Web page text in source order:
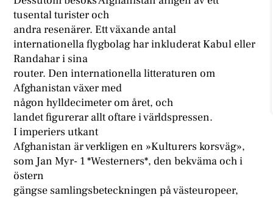
tusental turister och
andra resenärer. Ett växande antal
internationella flygbolag har inkluderat Kabul eller
Randahar i sina
router. Den internationella litteraturen om
Afghanistan växer med
någon hylldecimeter om året, och
landet figurerar allt oftare i världspressen.
I imperiers utkant
Afghanistan är verkligen en »Kulturers korsväg»,
som Jan Myr- 1 *Westerners*, den bekväma och i
östern
gängse samlingsbeteckningen på västeuropeer,